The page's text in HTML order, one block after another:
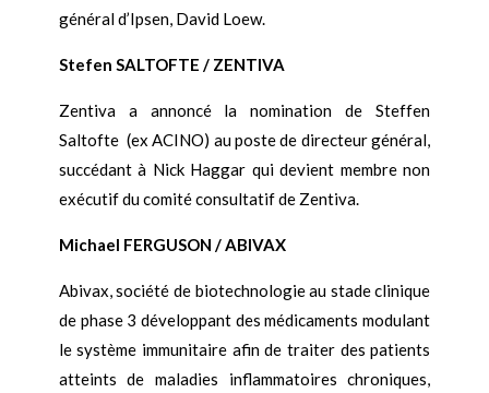
général d’Ipsen, David Loew.
Stefen SALTOFTE / ZENTIVA
Zentiva a annoncé la nomination de Steffen
Saltofte (ex ACINO) au poste de directeur général,
succédant à Nick Haggar qui devient membre non
exécutif du comité consultatif de Zentiva.
Michael FERGUSON / ABIVAX
Abivax, société de biotechnologie au stade clinique
de phase 3 développant des médicaments modulant
le système immunitaire afin de traiter des patients
atteints de maladies inflammatoires chroniques,